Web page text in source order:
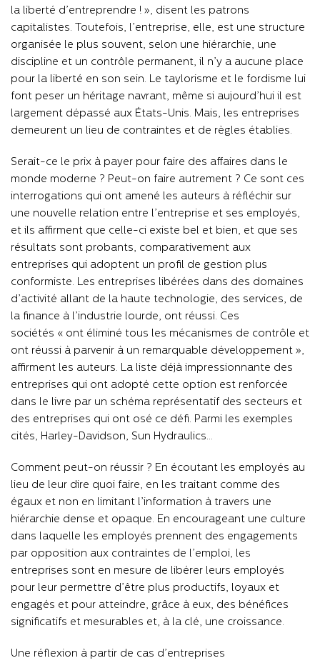
la liberté d’entreprendre ! », disent les patrons
capitalistes. Toutefois, l’entreprise, elle, est une structure
organisée le plus souvent, selon une hiérarchie, une
discipline et un contrôle permanent, il n’y a aucune place
pour la liberté en son sein. Le taylorisme et le fordisme lui
font peser un héritage navrant, même si aujourd’hui il est
largement dépassé aux États-Unis. Mais, les entreprises
demeurent un lieu de contraintes et de règles établies.
Serait-ce le prix à payer pour faire des affaires dans le
monde moderne ? Peut-on faire autrement ? Ce sont ces
interrogations qui ont amené les auteurs à réfléchir sur
une nouvelle relation entre l’entreprise et ses employés,
et ils affirment que celle-ci existe bel et bien, et que ses
résultats sont probants, comparativement aux
entreprises qui adoptent un profil de gestion plus
conformiste. Les entreprises libérées dans des domaines
d’activité allant de la haute technologie, des services, de
la finance à l’industrie lourde, ont réussi. Ces
sociétés « ont éliminé tous les mécanismes de contrôle et
ont réussi à parvenir à un remarquable développement »,
affirment les auteurs. La liste déjà impressionnante des
entreprises qui ont adopté cette option est renforcée
dans le livre par un schéma représentatif des secteurs et
des entreprises qui ont osé ce défi. Parmi les exemples
cités, Harley-Davidson, Sun Hydraulics…
Comment peut-on réussir ? En écoutant les employés au
lieu de leur dire quoi faire, en les traitant comme des
égaux et non en limitant l’information à travers une
hiérarchie dense et opaque. En encourageant une culture
dans laquelle les employés prennent des engagements
par opposition aux contraintes de l’emploi, les
entreprises sont en mesure de libérer leurs employés
pour leur permettre d’être plus productifs, loyaux et
engagés et pour atteindre, grâce à eux, des bénéfices
significatifs et mesurables et, à la clé, une croissance.
Une réflexion à partir de cas d’entreprises